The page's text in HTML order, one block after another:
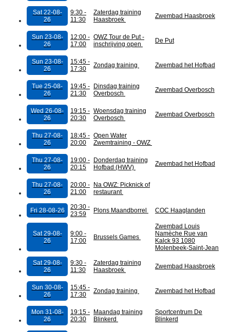
Sat 22-08-
26
9:30 -
11:30
Zaterdag training
Haasbroek
Zwembad Haasbroek
Sun 23-08-
26
12:00 -
17:00
OWZ Tour de Put -
inschrijving open
De Put
Sun 23-08-
26
15:45 -
17:30
Zondag training Zwembad het Hofbad
Tue 25-08-
26
19:45 -
21:30
Dinsdag training
Overbosch
Zwembad Overbosch
Wed 26-08-
26
19:15 -
20:30
Woensdag training
Overbosch
Zwembad Overbosch
Thu 27-08-
26
18:45 -
20:00
Open Water
Zwemtraining - OWZ
Thu 27-08-
26
19:00 -
20:15
Donderdag training
Hofbad (HWV)
Zwembad het Hofbad
Thu 27-08-
26
20:00 -
21:00
Na OWZ: Picknick of
restaurant
Fri 28-08-26
20:30 -
23:59
Plons Maandborrel COC Haaglanden
Sat 29-08-
26
9:00 -
17:00
Brussels Games
Zwembad Louis
Namèche Rue van
Kalck 93 1080
Molenbeek-Saint-Jean
Sat 29-08-
26
9:30 -
11:30
Zaterdag training
Haasbroek
Zwembad Haasbroek
Sun 30-08-
26
15:45 -
17:30
Zondag training Zwembad het Hofbad
Mon 31-08-
26
19:15 -
20:30
Maandag training
Blinkerd
Sportcentrum De
Blinkerd